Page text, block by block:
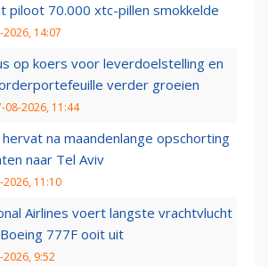
piloot 70.000 xtc-pillen smokkelde
2026, 14:07
op koers voor leverdoelstelling en
verder groeien
08-2026, 11:44
hervat na maandenlange opschorting
naar Tel Aviv
2026, 11:10
Airlines voert langste vrachtvlucht
777F ooit uit
2026, 9:52